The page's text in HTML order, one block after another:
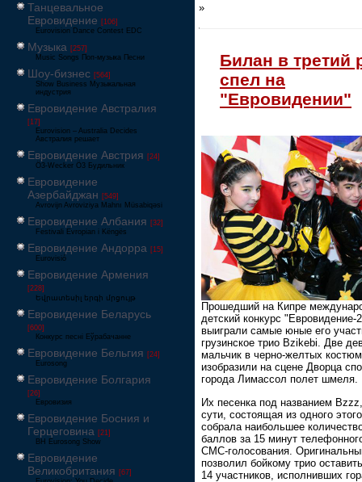
Танцевальное
Евровидение [106]
Eurovision Dance Contest EDC
Музыка [257]
Music Songs Поп-музыка Песни
Шоу-бизнес [564]
Show Business Музыкальная
индустрия
Евровидение Австралия
[17]
Eurovision – Australia Decides
Австралия решает
Евровидение Австрия [24]
Ö3-Wecker Ö3 Будильник
Евровидение
Азербайджан [549]
Avrovijn Avroviziya Mahnı Müsabiqəsi
Евровидение Албания [32]
Festivali Evropian i Këngës
Евровидение Андорра [15]
Eurovisió
Евровидение Армения
[228]
Եվրատեսիլ երգի մրցույթ
Евровидение Беларусь
[600]
Конкурс песні Еўрабачанне
Евровидение Бельгия [24]
Eurosong
Евровидение Болгария
[26]
Евровизия
Евровидение Босния и
Герцеговина [21]
BH Eurosong Show
Евровидение
Великобритания [67]
»
Билан в третий
спел на
"Евровидении"
Прошедший на Кипре
детский конкурс "Евровидение-
выиграли самые юные его
грузинское трио Bzikebi. Две
мальчик в черно-желтых
изобразили на сцене Дворца
города Лимассол полет шмеля.
Их песенка под названием
сути, состоящая из одного
собрала наибольшее
баллов за 15 минут
СМС-голосования.
позволил бойкому трио
14 участников, исполнивших